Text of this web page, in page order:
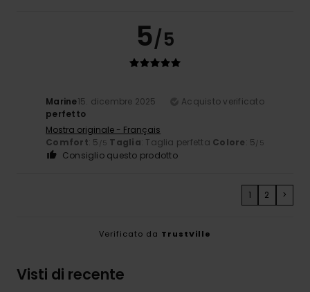
5/5
Marine15. dicembre 2025
Acquisto verificato
perfetto
Mostra originale - Français
Comfort: 5 /5 Taglia: Taglia perfetta Colore: 5 /5
Consiglio questo prodotto
1 2 >
Verificato da TrustVille
Visti di recente